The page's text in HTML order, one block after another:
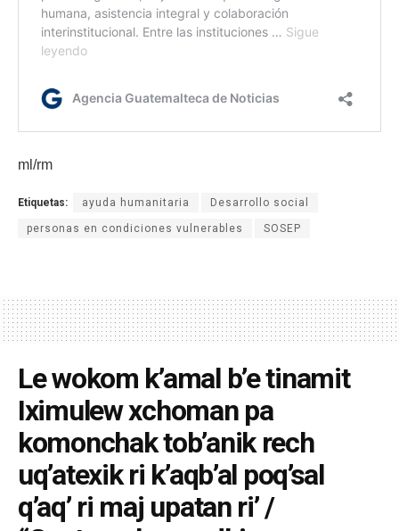
ml/rm
Etiquetas: ayuda humanitaria Desarrollo social
personas en condiciones vulnerables SOSEP
Le wokom k’amal b’e tinamit
Iximulew xchoman pa
komonchak tob’anik rech
uq’atexik ri k’aqb’al poq’sal
q’aq’ ri maj upatan ri’ /